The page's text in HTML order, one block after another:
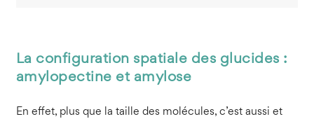
La configuration spatiale des glucides :
amylopectine et amylose
En effet, plus que la taille des molécules, c’est aussi et